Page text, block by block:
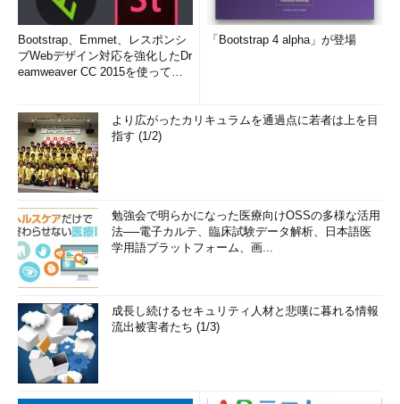
Bootstrap、Emmet、レスポンシ
ブWebデザイン対応を強化したDr
eamweaver CC 2015を使って
「Bootstrap 4 alpha」が登場
より広がったカリキュラムを通過点に若者は上を目
指す (1/2)
勉強会で明らかになった医療向けOSSの多様な活用
法──電子カルテ、臨床試験データ解析、日本語医
学用語プラットフォーム、画...
成長し続けるセキュリティ人材と悲嘆に暮れる情報
流出被害者たち (1/3)